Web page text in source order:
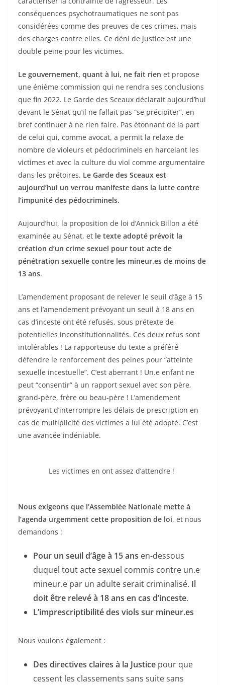
conséquences psychotraumatiques ne sont pas
considérées comme des preuves de ces crimes, mais
des charges contre elles. Ce déni de justice est une
double peine pour les victimes.
Le gouvernement, quant à lui, ne fait rien et propose
une énième commission qui ne rendra ses conclusions
que fin 2022. Le Garde des Sceaux déclarait aujourd’hui
devant le Sénat qu’il ne fallait pas “se précipiter”, en
bref continuer à ne rien faire. Pas étonnant de la part
de celui qui, comme avocat, a permit la relaxe de
nombre de violeurs et pédocriminels en harcelant les
victimes et avec la culture du viol comme argumentaire
dans les prétoires. Le Garde des Sceaux est
aujourd’hui un verrou manifeste dans la lutte contre
l’impunité des pédocriminels.
Aujourd’hui, la proposition de loi d’Annick Billon a été
examinée au Sénat, et le texte adopté prévoit la
création d’un crime sexuel pour tout acte de
pénétration sexuelle contre les mineur.es de moins de
13 ans.
L’amendement proposant de relever le seuil d’âge à 15
ans et l’amendement prévoyant un seuil à 18 ans en
cas d’inceste ont été refusés, sous prétexte de
potentielles inconstitutionnalités. Ces deux refus sont
intolérables ! La rapporteuse du texte a préféré
défendre le renforcement des peines pour “atteinte
sexuelle incestuelle”. C’est aberrant ! Un.e enfant ne
peut “consentir” à un rapport sexuel avec son père,
grand-père, frère ou beau-père ! L’amendement
prévoyant d’interrompre les délais de prescription en
cas de multiplicité des victimes a lui été adopté. C’est
une avancée indéniable.
Les victimes en ont assez d’attendre !
Nous exigeons que l’Assemblée Nationale mette à
l’agenda urgemment cette proposition de loi, et nous
demandons :
Pour un seuil d’âge à 15 ans en-dessous
duquel tout acte sexuel commis contre un.e
mineur.e par un adulte serait criminalisé. Il
doit être relevé à 18 ans en cas d’inceste.
L’imprescriptibilité des viols sur mineur.es
Nous voulons également :
Des directives claires à la Justice pour que
cessent les classements sans suite sans